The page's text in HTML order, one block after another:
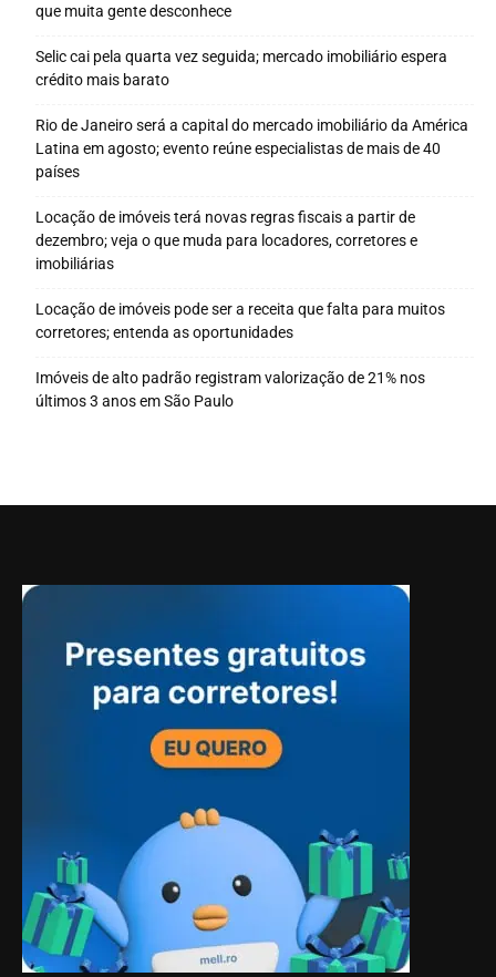
que muita gente desconhece
Selic cai pela quarta vez seguida; mercado imobiliário espera
crédito mais barato
Rio de Janeiro será a capital do mercado imobiliário da América
Latina em agosto; evento reúne especialistas de mais de 40
países
Locação de imóveis terá novas regras fiscais a partir de
dezembro; veja o que muda para locadores, corretores e
imobiliárias
Locação de imóveis pode ser a receita que falta para muitos
corretores; entenda as oportunidades
Imóveis de alto padrão registram valorização de 21% nos
últimos 3 anos em São Paulo